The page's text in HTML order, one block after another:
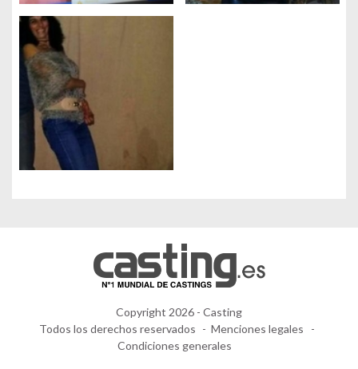
Copyright 2026 - Casting
Todos los derechos reservados
Menciones legales
Condiciones generales